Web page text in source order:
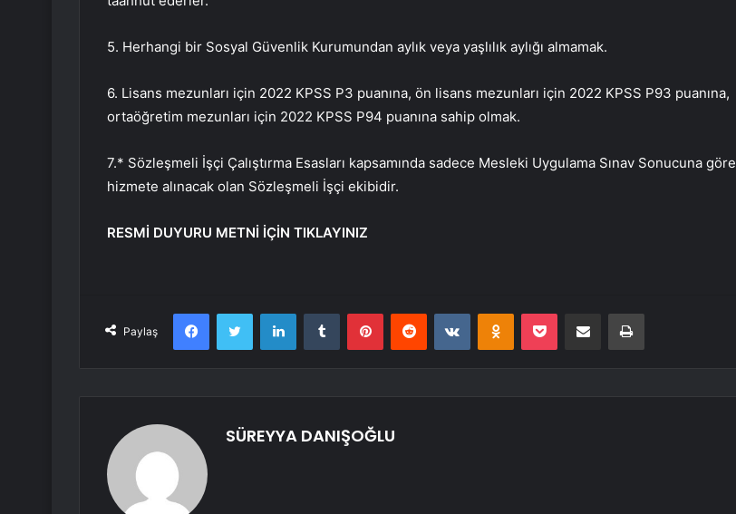
5. Herhangi bir Sosyal Güvenlik Kurumundan aylık veya yaşlılık aylığı almamak.
6. Lisans mezunları için 2022 KPSS P3 puanına, ön lisans mezunları için 2022 KPSS P93 puanına,
ortaöğretim mezunları için 2022 KPSS P94 puanına sahip olmak.
7.* Sözleşmeli İşçi Çalıştırma Esasları kapsamında sadece Mesleki Uygulama Sınav Sonucuna göre
hizmete alınacak olan Sözleşmeli İşçi ekibidir.
RESMİ DUYURU METNİ İÇİN TIKLAYINIZ
Paylaş
FacebookTwitter LinkedInTumblr PinterestReddit VKontakteOdnoklassniki
Pocket E-Posta ile paylaş Yazdır
SÜREYYA DANIŞOĞLU